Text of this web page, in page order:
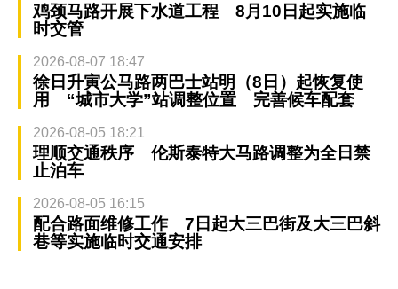
鸡颈马路开展下水道工程 8月10日起实施临
时交管
2026-08-07 18:47
徐日升寅公马路两巴士站明（8日）起恢复使
用 “城市大学”站调整位置 完善候车配套
2026-08-05 18:21
理顺交通秩序 伦斯泰特大马路调整为全日禁
止泊车
2026-08-05 16:15
配合路面维修工作 7日起大三巴街及大三巴斜
巷等实施临时交通安排